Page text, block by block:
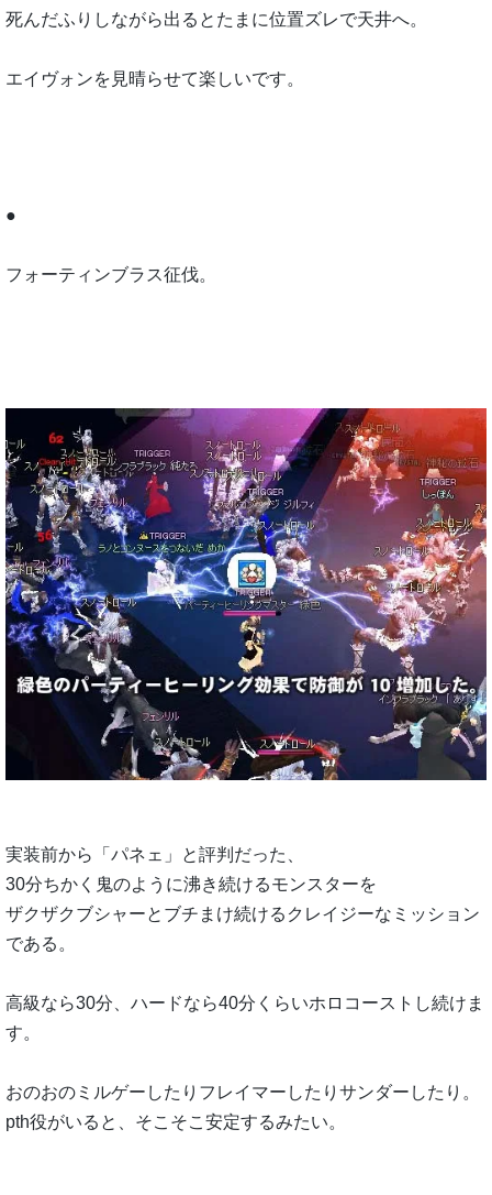
死んだふりしながら出るとたまに位置ズレで天井へ。
エイヴォンを見晴らせて楽しいです。
●
フォーティンブラス征伐。
実装前から「パネェ」と評判だった、
30分ちかく鬼のように沸き続けるモンスターを
ザクザクブシャーとブチまけ続けるクレイジーなミッション
である。
高級なら30分、ハードなら40分くらいホロコーストし続けま
す。
おのおのミルゲーしたりフレイマーしたりサンダーしたり。
pth役がいると、そこそこ安定するみたい。